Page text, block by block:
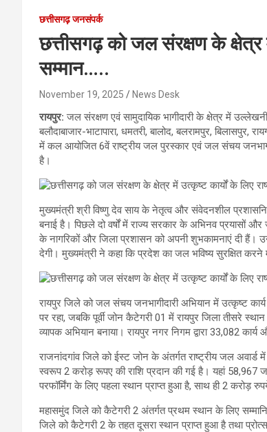
छत्तीसगढ़ जनसंपर्क
छत्तीसगढ़ को जल संरक्षण के क्षेत्र
सम्मान…..
November 19, 2025 News Desk
रायपुर:जल संरक्षण एवं सामुदायिक भागीदारी के क्षेत्र में
बलौदाबाजार-भाटापारा, धमतरी, बालोद, बलरामपुर, बिलासपुर,
में कल आयोजित 6वें राष्ट्रीय जल पुरस्कार एवं जल संचय
है।
मुख्यमंत्री श्री विष्णु देव साय के नेतृत्व और संवेदनशील
बनाई है। पिछले दो वर्षों में राज्य सरकार के अभिनव प्रयासों
के नागरिकों और जिला प्रशासन को अपनी शुभकामनाएं दी हैं।
देगी। मुख्यमंत्री ने कहा कि प्रदेश का जल भविष्य सुरक्षित करने में
रायपुर जिले को जल संचय जनभागीदारी अभियान में उत्कृष्ट
पर रहा, जबकि पूर्वी जोन कैटेगरी 01 में रायपुर जिला तीसरे
व्यापक अभियान बनाया। रायपुर नगर निगम द्वारा 33,082
राजनांदगांव जिले को ईस्ट जोन के अंतर्गत राष्ट्रीय जल अवार्ड
स्वरूप 2 करोड़ रूपए की राशि प्रदान की गई है। यहां 58,967
परफॉर्मिंग के लिए पहला स्थान प्राप्त हुआ है, साथ ही 2 करोड़
महासमुंद जिले को कैटेगरी 2 अंतर्गत प्रथम स्थान के लिए
जिले को कैटेगरी 2 के तहत दूसरा स्थान प्राप्त हुआ है तथा